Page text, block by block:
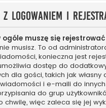
z logowaniem i
ogóle muszę się
musisz. To od
konieczna jest
dostęp do
dla gości, takich jak własny
i e-maili do
do grup
chwilę, więc zaleca się jej